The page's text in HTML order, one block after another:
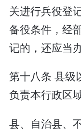
关进行兵役登
备役条件，经
记的，还应当
第十八条 县级
负责本行政区
县、自治县、